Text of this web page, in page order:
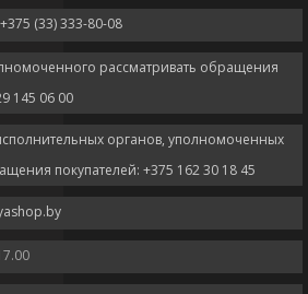
(33) 333-80-08
рассматривать обращения
145 06 00
органов, уполномоченных
покупателей: +375 162 30 18 45